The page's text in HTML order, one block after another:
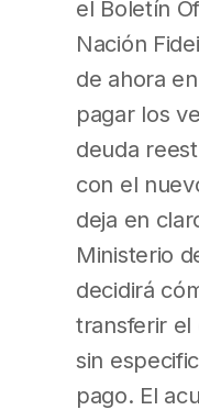
el Boletín
Nación
de ahora
pagar los
deuda
con el
deja en
Ministerio
decidirá
transferir el
sin
pago. El